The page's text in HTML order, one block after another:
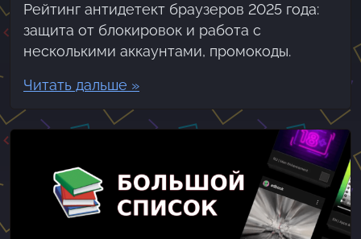
Рейтинг антидетект браузеров 2025 года:
защита от блокировок и работа с
несколькими аккаунтами, промокоды.
Читать дальше »